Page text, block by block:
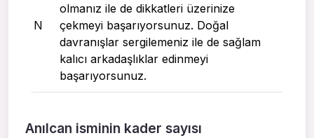
N
olmanız ile de dikkatleri üzerinize
çekmeyi başarıyorsunuz. Doğal
davranışlar sergilemeniz ile de sağlam
kalıcı arkadaşlıklar edinmeyi
başarıyorsunuz.
Anılcan isminin kader sayısı